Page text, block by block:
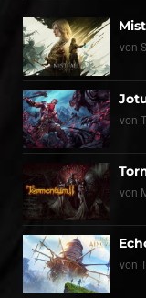
von
von
von
von